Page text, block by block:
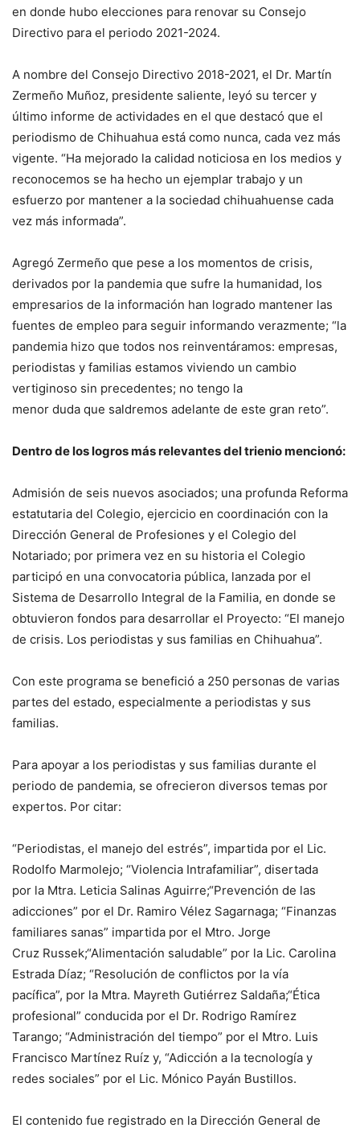
en donde hubo elecciones para renovar su Consejo
Directivo para el periodo 2021-2024.
A nombre del Consejo Directivo 2018-2021, el Dr. Martín
Zermeño Muñoz, presidente saliente, leyó su tercer y
último informe de actividades en el que destacó que el
periodismo de Chihuahua está como nunca, cada vez más
vigente. “Ha mejorado la calidad noticiosa en los medios y
reconocemos se ha hecho un ejemplar trabajo y un
esfuerzo por mantener a la sociedad chihuahuense cada
vez más informada”.
Agregó Zermeño que pese a los momentos de crisis,
derivados por la pandemia que sufre la humanidad, los
empresarios de la información han logrado mantener las
fuentes de empleo para seguir informando verazmente; “la
pandemia hizo que todos nos reinventáramos: empresas,
periodistas y familias estamos viviendo un cambio
vertiginoso sin precedentes; no tengo la
menor duda que saldremos adelante de este gran reto”.
Dentro de los logrosmás relevantes del trieniomencionó:
Admisión de seis nuevos asociados; una profunda Reforma
estatutaria del Colegio, ejercicio en coordinación con la
Dirección General de Profesiones y el Colegio del
Notariado; por primera vez en su historia el Colegio
participó en una convocatoria pública, lanzada por el
Sistema de Desarrollo Integral de la Familia, en donde se
obtuvieron fondos para desarrollar el Proyecto: “El manejo
de crisis. Los periodistas y sus familias en Chihuahua”.
Con este programa se benefició a 250 personas de varias
partes del estado, especialmente a periodistas y sus
familias.
Para apoyar a los periodistas y sus familias durante el
periodo de pandemia, se ofrecieron diversos temas por
expertos. Por citar:
“Periodistas, el manejo del estrés”, impartida por el Lic.
Rodolfo Marmolejo; “Violencia Intrafamiliar”, disertada
por la Mtra. Leticia Salinas Aguirre;“Prevención de las
adicciones” por el Dr. Ramiro Vélez Sagarnaga; “Finanzas
familiares sanas” impartida por el Mtro. Jorge
Cruz Russek;“Alimentación saludable” por la Lic. Carolina
Estrada Díaz; “Resolución de conflictos por la vía
pacífica”, por la Mtra. Mayreth Gutiérrez Saldaña;“Ética
profesional” conducida por el Dr. Rodrigo Ramírez
Tarango; “Administración del tiempo” por el Mtro. Luis
Francisco Martínez Ruíz y, “Adicción a la tecnología y
redes sociales” por el Lic. Mónico Payán Bustillos.
El contenido fue registrado en la Dirección General de